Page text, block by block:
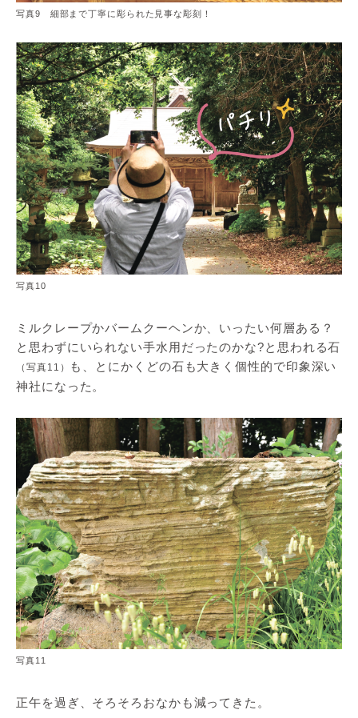
写真9 細部まで丁寧に彫られた見事な彫刻！
写真10
ミルクレープかバームクーヘンか、いったい何層ある？
と思わずにいられない手水用だったのかな?と思われる石
（写真11）
も、とにかくどの石も大きく個性的で印象深い
神社になった。
写真11
正午を過ぎ、そろそろおなかも減ってきた。